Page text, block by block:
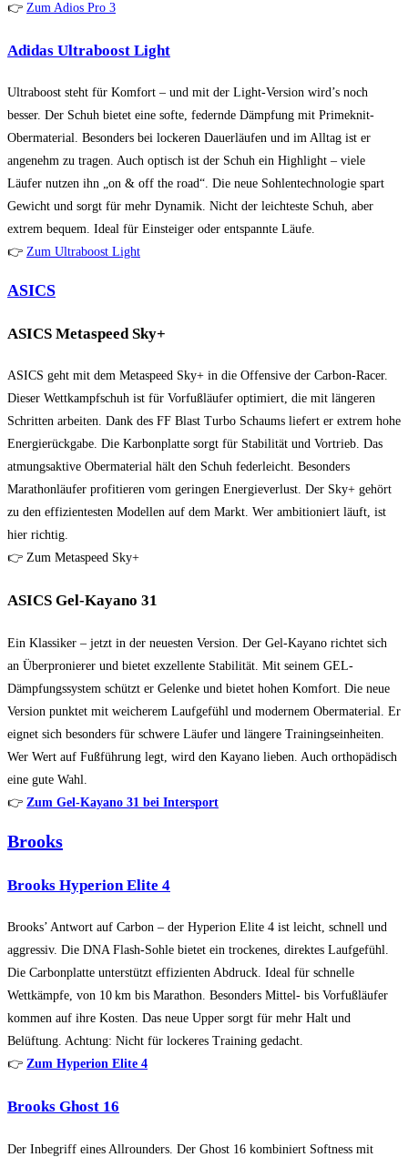
👉 Zum Adios Pro 3
Adidas Ultraboost Light
Ultraboost steht für Komfort – und mit der Light-Version wird’s noch
besser. Der Schuh bietet eine softe, federnde Dämpfung mit Primeknit-
Obermaterial. Besonders bei lockeren Dauerläufen und im Alltag ist er
angenehm zu tragen. Auch optisch ist der Schuh ein Highlight – viele
Läufer nutzen ihn „on & off the road“. Die neue Sohlentechnologie spart
Gewicht und sorgt für mehr Dynamik. Nicht der leichteste Schuh, aber
extrem bequem. Ideal für Einsteiger oder entspannte Läufe.
👉 Zum Ultraboost Light
ASICS
ASICS Metaspeed Sky+
ASICS geht mit dem Metaspeed Sky+ in die Offensive der Carbon-Racer.
Dieser Wettkampfschuh ist für Vorfußläufer optimiert, die mit längeren
Schritten arbeiten. Dank des FF Blast Turbo Schaums liefert er extrem hohe
Energierückgabe. Die Karbonplatte sorgt für Stabilität und Vortrieb. Das
atmungsaktive Obermaterial hält den Schuh federleicht. Besonders
Marathonläufer profitieren vom geringen Energieverlust. Der Sky+ gehört
zu den effizientesten Modellen auf dem Markt. Wer ambitioniert läuft, ist
hier richtig.
👉 Zum Metaspeed Sky+
ASICS Gel-Kayano 31
Ein Klassiker – jetzt in der neuesten Version. Der Gel-Kayano richtet sich
an Überpronierer und bietet exzellente Stabilität. Mit seinem GEL-
Dämpfungssystem schützt er Gelenke und bietet hohen Komfort. Die neue
Version punktet mit weicherem Laufgefühl und modernem Obermaterial. Er
eignet sich besonders für schwere Läufer und längere Trainingseinheiten.
Wer Wert auf Fußführung legt, wird den Kayano lieben. Auch orthopädisch
eine gute Wahl.
👉 Zum Gel-Kayano 31 bei Intersport
Brooks
Brooks Hyperion Elite 4
Brooks’ Antwort auf Carbon – der Hyperion Elite 4 ist leicht, schnell und
aggressiv. Die DNA Flash-Sohle bietet ein trockenes, direktes Laufgefühl.
Die Carbonplatte unterstützt effizienten Abdruck. Ideal für schnelle
Wettkämpfe, von 10 km bis Marathon. Besonders Mittel- bis Vorfußläufer
kommen auf ihre Kosten. Das neue Upper sorgt für mehr Halt und
Belüftung. Achtung: Nicht für lockeres Training gedacht.
👉 Zum Hyperion Elite 4
Brooks Ghost 16
Der Inbegriff eines Allrounders. Der Ghost 16 kombiniert Softness mit